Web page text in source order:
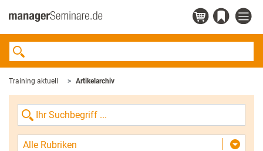
Training aktuell Artikelarchiv
Alle Rubriken